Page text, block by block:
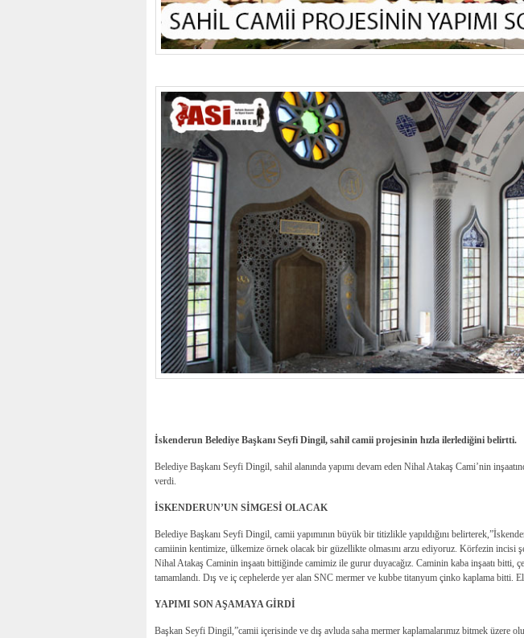
İskenderun Belediye Başkanı Seyfi Dingil, sahil camii projesinin hızla ilerlediğini belirtti.
Belediye Başkanı Seyfi Dingil, sahil alanında yapımı devam eden Nihal Atakaş Cami’nin
verdi.
İSKENDERUN’UN SİMGESİ OLACAK
Belediye Başkanı Seyfi Dingil, camii yapımının büyük bir titizlikle yapıldığını
camiinin kentimize, ülkemize örnek olacak bir güzellikte olmasını arzu ediyoruz. Körfezin incisi
Nihal Atakaş Caminin inşaatı bittiğinde camimiz ile gurur duyacağız. Caminin kaba inşaatı bitti,
tamamlandı. Dış ve iç cephelerde yer alan SNC mermer ve kubbe titanyum çinko kaplama bitti.
YAPIMI SON AŞAMAYA GİRDİ
Başkan Seyfi Dingil,”camii içerisinde ve dış avluda saha mermer kaplamalarımız bitmek üzere